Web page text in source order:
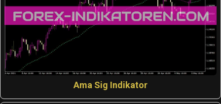
Ama Sig Indikator